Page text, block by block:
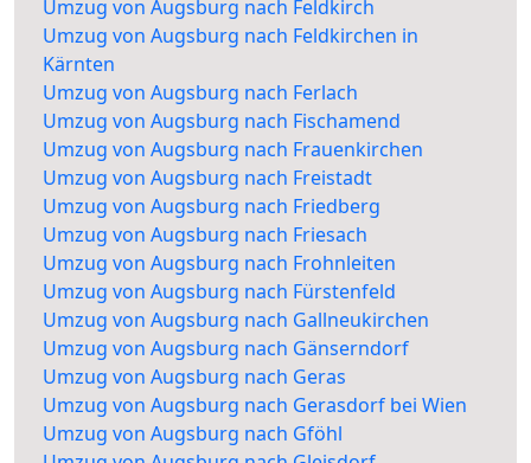
Umzug von Augsburg nach Feldkirch
Umzug von Augsburg nach Feldkirchen in
Kärnten
Umzug von Augsburg nach Ferlach
Umzug von Augsburg nach Fischamend
Umzug von Augsburg nach Frauenkirchen
Umzug von Augsburg nach Freistadt
Umzug von Augsburg nach Friedberg
Umzug von Augsburg nach Friesach
Umzug von Augsburg nach Frohnleiten
Umzug von Augsburg nach Fürstenfeld
Umzug von Augsburg nach Gallneukirchen
Umzug von Augsburg nach Gänserndorf
Umzug von Augsburg nach Geras
Umzug von Augsburg nach Gerasdorf bei Wien
Umzug von Augsburg nach Gföhl